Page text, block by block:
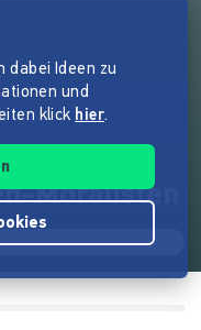
Moralisten
dabei Ideen zu
und
klick hier.